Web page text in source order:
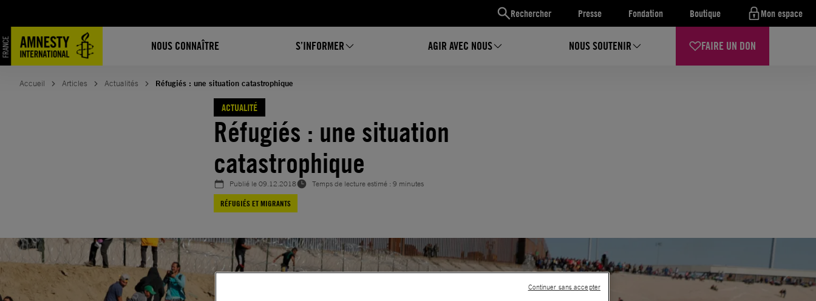
Rechercher Presse Fondation Boutique Mon espace
NOUS CONNAÎTRE S’INFORMER AGIR AVEC NOUS NOUS SOUTENIR FAIRE UN DON
contenu
Accueil Articles Actualités Réfugiés : une situation catastrophique
ACTUALITÉ
Réfugiés : une situation
catastrophique
Publié le09.12.2018
Temps de lecture estimé : 9 minutes
RÉFUGIÉS ET MIGRANTS
Continuer sans accepter